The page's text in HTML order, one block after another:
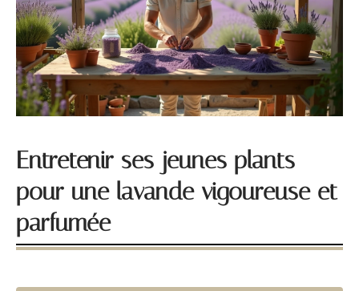
Entretenir ses jeunes plants
pour une lavande vigoureuse et
parfumée